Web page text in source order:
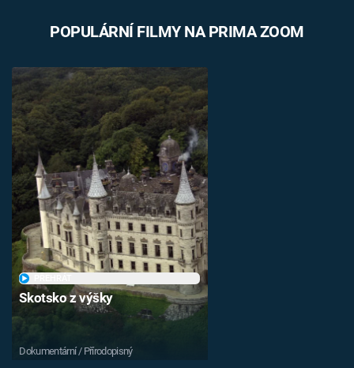
POPULÁRNÍ FILMY NA PRIMA ZOOM
Skotsko z výšky
Dokumentární / Přírodopisný